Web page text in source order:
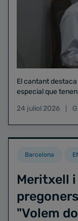
El cantant
especial que
24 juliol 2026
Barcelona
Meritxell
"Volem